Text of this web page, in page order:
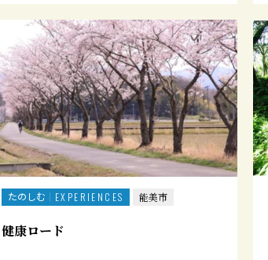
たのしむ EXPERIENCES 能美市
健康ロード